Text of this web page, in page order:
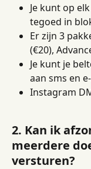
Je kunt op
tegoed in
Er zijn 3
(€20),
Je kunt je
aan sms en
Instagram
2. Kan ik
meerdere
versturen?